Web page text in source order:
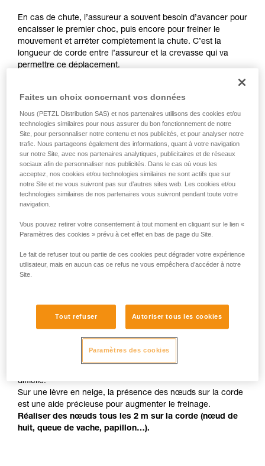
de la reproduire en autonomie.
Nous donnons des exemples de techniques
liées à votre activité. Il peut en exister d’autres
que nous ne décrivons pas ici.
En cas de chute, l’assureur a souvent besoin d’avancer pour
encaisser le premier choc, puis encore pour freiner le
mouvement et arrêter complètement la chute. C’est la
longueur de corde entre l’assureur et la crevasse qui va
permettre ce déplacement.
assez de place pour la manœuvre d’arrêt de chute.
Chaque équipier doit conserver une réserve de corde
suffisante pour la réalisation d’un mouflage.
Des nœuds pour faciliter le freinage
Le cisaillement de la lèvre de la crevasse par la corde est
difficile.
Sur une lèvre en neige, la présence des nœuds sur la corde
est une aide précieuse pour augmenter le freinage.
Réaliser des nœuds tous les 2 m sur la corde (nœud de
huit, queue de vache, papillon…).
Faites un choix concernant vos données
Nous (PETZL Distribution SAS) et nos partenaires utilisons des cookies et/ou
technologies similaires pour nous assurer du bon fonctionnement de notre
Site, pour personnaliser notre contenu et nos publicités, et pour analyser notre
trafic. Nous partageons également des informations, quant à votre navigation
sur notre Site, avec nos partenaires analytiques, publicitaires et de réseaux
sociaux afin de personnaliser nos publicités. Dans le cas où vous les
acceptez, nos cookies et/ou technologies similaires ne sont actifs que sur
notre Site et ne vous suivront pas sur d’autres sites web. Les cookies et/ou
technologies similaires de nos partenaires vous suivront pendant toute votre
navigation.
Vous pouvez retirer votre consentement à tout moment en cliquant sur le lien «
Paramètres des cookies » prévu à cet effet en bas de page du Site.
Le fait de refuser tout ou partie de ces cookies peut dégrader votre expérience
utilisateur, mais en aucun cas ce refus ne vous empêchera d’accéder à notre
Site.
Tout refuser Autoriser tous les cookies
Paramètres des cookies